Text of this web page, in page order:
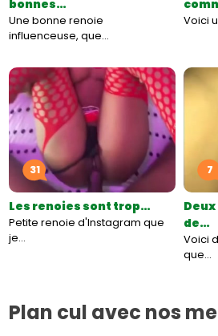
bonnes…
Une bonne renoie
influenceuse, que…
Voici
31
Les renoies sont trop…
Petite renoie d'Instagram que
je…
7
de…
Voici
que…
Plan cul avec nos